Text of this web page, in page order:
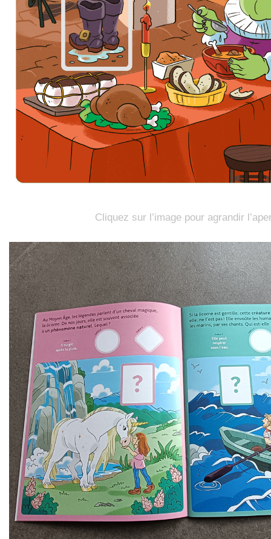
Cliquez sur l’image pour agrandir